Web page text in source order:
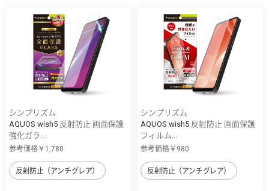
シンプリズム
AQUOS wish5 反射防止 画面保護
強化ガラ...
参考価格￥1,780
反射防止（アンチグレア）
シンプリズム
AQUOS wish5 反射防止 画面保護
フィルム...
参考価格￥980
反射防止（アンチグレア）